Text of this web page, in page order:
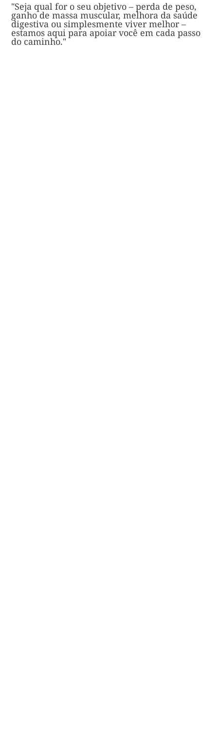
"Seja qual for o seu objetivo – perda de peso,
ganho de massa muscular, melhora da saúde
digestiva ou simplesmente viver melhor –
estamos aqui para apoiar você em cada passo
do caminho."